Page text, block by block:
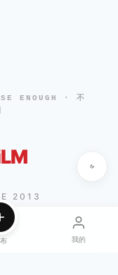
ENOUGH · 不
2013
我的